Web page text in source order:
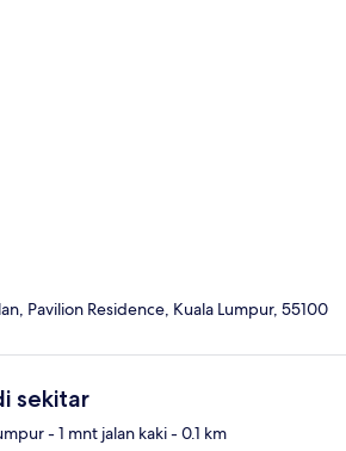
Pavilion Residence, Kuala Lumpur, 55100
sekitar
- 1 mnt jalan kaki- 0.1 km